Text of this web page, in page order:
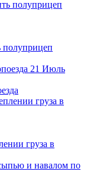
полуприцеп
21 Июль
груза в